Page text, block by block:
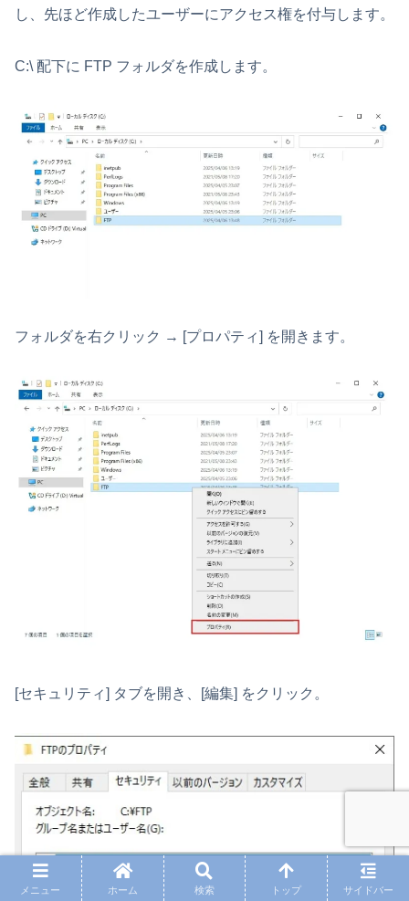
し、先ほど作成したユーザーにアクセス権を付与します。
C:\ 配下に FTP フォルダを作成します。
フォルダを右クリック → [プロパティ] を開きます。
[セキュリティ] タブを開き、[編集] をクリック。
メニュー ホーム 検索 トップ サイドバー